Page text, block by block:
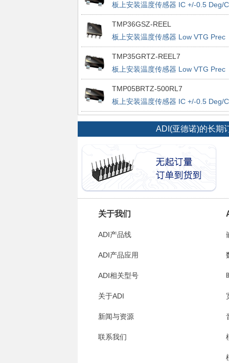
板上安装温度传感器 IC +/-0.5 Deg/C
Accurate PWM
TMP36GSZ-REEL
板上安装温度传感器 Low VTG Prec
Vout 2.7-5.5V
TMP35GRTZ-REEL7
板上安装温度传感器 Low VTG Prec
Vout 2.7-5.5V
TMP05BRTZ-500RL7
板上安装温度传感器 IC +/-0.5 Deg/C
Accurate PWM
ADI(亚德诺)的长期
关于我们
ADI产品线
ADI产品应用
ADI相关型号
关于ADI
新闻与资源
联系我们